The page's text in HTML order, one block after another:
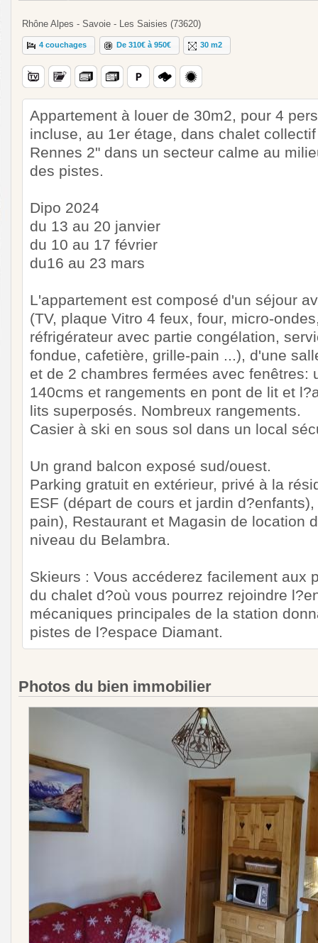
Rhône Alpes - Savoie - Les Saisies (73620)
4 couchages De 310€ à 950€ 30 m2
Appartement à louer de 30m2, pour 4
incluse, au 1er étage, dans chalet
Rennes 2" dans un secteur calme au
des pistes.
Dipo 2024
du 13 au 20 janvier
du 10 au 17 février
du16 au 23 mars
L'appartement est composé d'un séjour
(TV, plaque Vitro 4 feux, four, micro-
réfrigérateur avec partie congélation,
fondue, cafetière, grille-pain ...), d'une
et de 2 chambres fermées avec fenêtres:
140cms et rangements en pont de lit et
lits superposés. Nombreux rangements.
Casier à ski en sous sol dans un local
Un grand balcon exposé sud/ouest.
Parking gratuit en extérieur, privé à la
ESF (départ de cours et jardin
pain), Restaurant et Magasin de location
niveau du Belambra.
Skieurs : Vous accéderez facilement aux
du chalet d?où vous pourrez rejoindre
mécaniques principales de la station
pistes de l?espace Diamant.
Photos du bien immobilier